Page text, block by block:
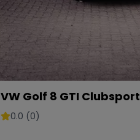
VW Golf 8 GTI Clubsport
0.0 (0)